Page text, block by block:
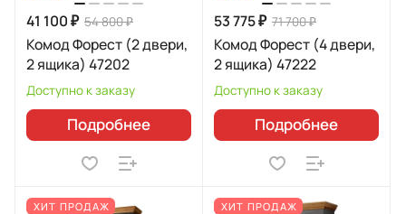
41 100 ₽ 54 800 ₽
Комод Форест (2 двери,
2 ящика) 47202
Доступно к заказу
Подробнее
53 775 ₽ 71 700 ₽
Комод Форест (4 двери,
2 ящика) 47222
Доступно к заказу
Подробнее
ХИТ ПРОДАЖ ХИТ ПРОДАЖ